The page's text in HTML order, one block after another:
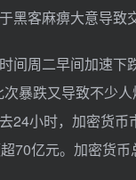
黑客麻痹大意导致
间周二早间加速下
暴跌又导致不少
24小时，加密货币
70亿元。加密货币